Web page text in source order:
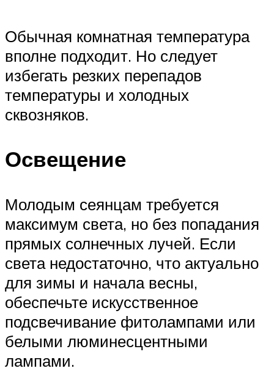
Обычная комнатная температура
вполне подходит. Но следует
избегать резких перепадов
температуры и холодных
сквозняков.
Освещение
Молодым сеянцам требуется
максимум света, но без попадания
прямых солнечных лучей. Если
света недостаточно, что актуально
для зимы и начала весны,
обеспечьте искусственное
подсвечивание фитолампами или
белыми люминесцентными
лампами.